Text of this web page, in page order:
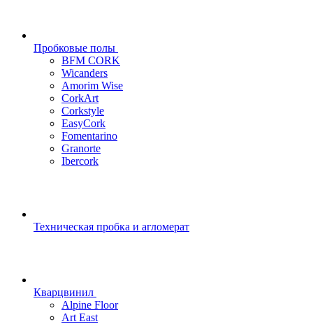
Пробковые полы
BFM CORK
Wicanders
Amorim Wise
CorkArt
Corkstyle
EasyCork
Fomentarino
Granorte
Ibercork
Техническая пробка и агломерат
Кварцвинил
Alpine Floor
Art East